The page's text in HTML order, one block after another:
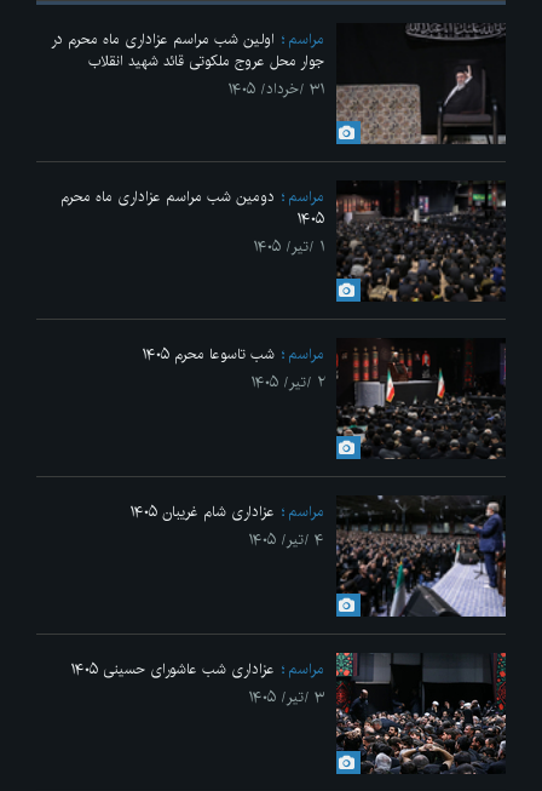
مراسم
اولین شب مراسم عزاداری ماه محرم در
جوار محل عروج ملکوتی قائد شهید انقلاب
۳۱ /خرداد/ ۱۴۰۵
مراسم
دومین شب مراسم عزاداری ماه محرم
۱۴۰۵
۱ /تیر/ ۱۴۰۵
مراسم
شب تاسوعا محرم ۱۴۰۵
۲ /تیر/ ۱۴۰۵
مراسم
عزاداری شام غریبان ۱۴۰۵
۴ /تیر/ ۱۴۰۵
مراسم
عزاداری شب عاشورای حسینی ۱۴۰۵
۳ /تیر/ ۱۴۰۵